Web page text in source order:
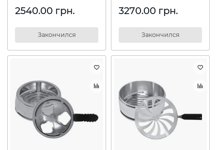
2540.00 грн.
Закончился
3270.00 грн.
Закончился